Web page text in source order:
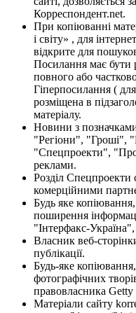
Корреспондент.net.
При копіюванні
і світу» , для
відкрите для
Посилання має бути
повного або
Гіперпосилання (
розміщена в
матеріалу.
Новини з
"Регіони", "Гроші",
"Спецпроекти",
реклами.
Розділ Спецпроекти
комерційними
Будь яке
поширення
"Інтерфакс-
Власник веб-
публікації.
Будь-яке
фотографічних
правовласника Getty
Матеріали сайту